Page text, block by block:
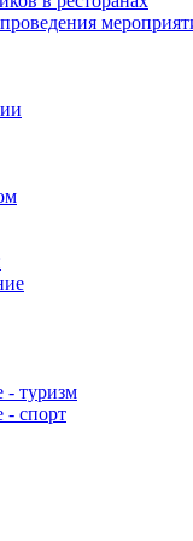
- туризм
- спорт